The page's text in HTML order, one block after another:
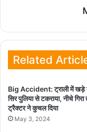
Related
Big Accident: ट्राली में खड़े
सिर पुलिया से टकराया, नीचे गिरा
ट्रैक्टर ने कुचल दिया
May 3, 2024